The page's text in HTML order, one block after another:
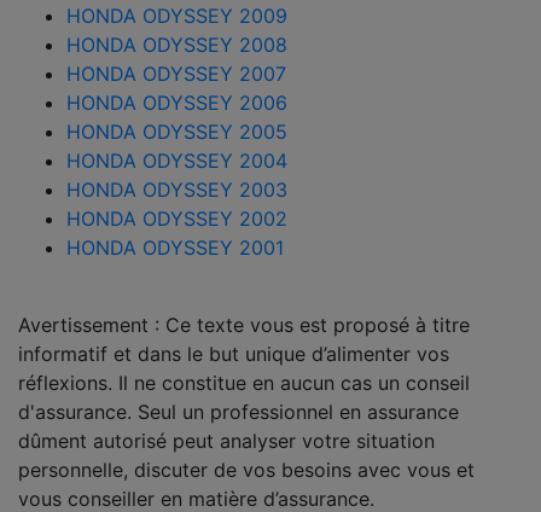
HONDA ODYSSEY 2009
HONDA ODYSSEY 2008
HONDA ODYSSEY 2007
HONDA ODYSSEY 2006
HONDA ODYSSEY 2005
HONDA ODYSSEY 2004
HONDA ODYSSEY 2003
HONDA ODYSSEY 2002
HONDA ODYSSEY 2001
Avertissement : Ce texte vous est proposé à titre
informatif et dans le but unique d’alimenter vos
réflexions. Il ne constitue en aucun cas un conseil
d'assurance. Seul un professionnel en assurance
dûment autorisé peut analyser votre situation
personnelle, discuter de vos besoins avec vous et
vous conseiller en matière d’assurance.